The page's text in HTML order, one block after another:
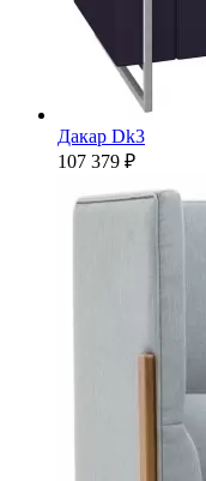
Дакар Dk3
107 379 ₽